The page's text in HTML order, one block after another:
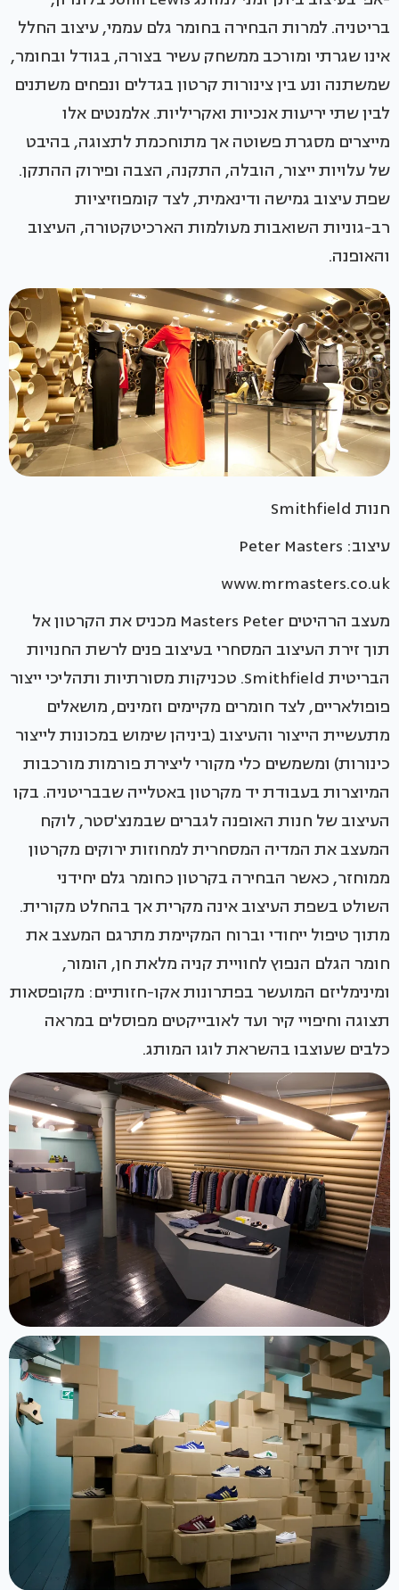
בריטניה. למרות הבחירה בחומר גלם עממי, עיצוב החלל
אינו שגרתי ומורכב ממשחק עשיר בצורה, בגודל ובחומר,
שמשתנה ונע בין צינורות קרטון בגדלים ונפחים משתנים
לבין שתי יריעות אנכיות ואקריליות. אלמנטים אלו
מייצרים מסגרת פשוטה אך מתוחכמת לתצוגה, בהיבט
של עלויות ייצור, הובלה, התקנה, הצבה ופירוק ההתקן.
שפת עיצוב גמישה ודינאמית, לצד קומפוזיציות
רב-גוניות השואבות מעולמות הארכיטקטורה, העיצוב
והאופנה.
חנות Smithfield
עיצוב: Peter Masters
www.mrmasters.co.uk
מעצב הרהיטים Masters Peter מכניס את הקרטון אל
תוך זירת העיצוב המסחרי בעיצוב פנים לרשת החנויות
הבריטית Smithfield. טכניקות מסורתיות ותהליכי ייצור
פופולאריים, לצד חומרים מקיימים וזמינים, מושאלים
מתעשיית הייצור והעיצוב (ביניהן שימוש במכונות לייצור
כינורות) ומשמשים כלי מקורי ליצירת פורמות מורכבות
המיוצרות בעבודת יד מקרטון באטלייה שבבריטניה. בקו
העיצוב של חנות האופנה לגברים שבמנצ'סטר, לוקח
המעצב את המדיה המסחרית למחוזות ירוקים מקרטון
ממוחזר, כאשר הבחירה בקרטון כחומר גלם יחידני
השולט בשפת העיצוב אינה מקרית אך בהחלט מקורית.
מתוך טיפול ייחודי וברוח המקיימת מתרגם המעצב את
חומר הגלם הנפוץ לחוויית קניה מלאת חן, הומור,
ומינימליזם המועשר בפתרונות אקו-חזותיים: מקופסאות
תצוגה וחיפויי קיר ועד לאובייקטים מפוסלים במראה
כלבים שעוצבו בהשראת לוגו המותג.